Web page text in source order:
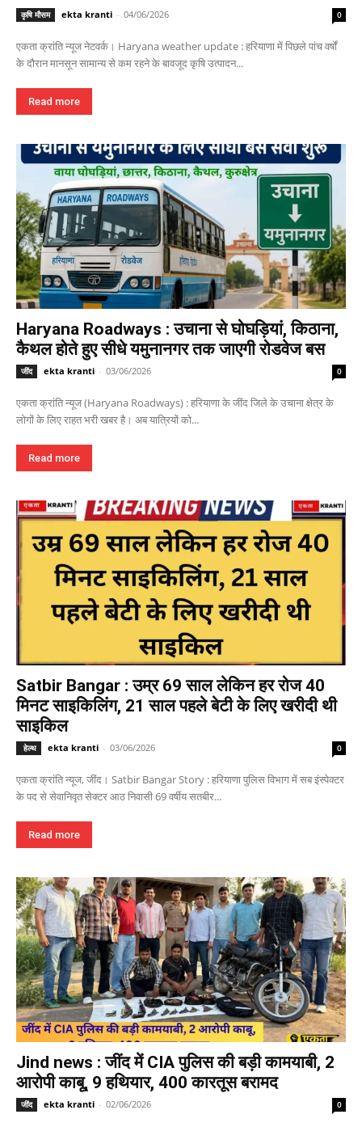
कृषि मौसम ekta kranti - 04/06/2026 0
एकता क्रांति न्यूज नेटवर्क। Haryana weather update : हरियाणा में पिछले पांच वर्षों
के दौरान मानसून सामान्य से कम रहने के बावजूद कृषि उत्पादन...
Read more
Haryana Roadways : उचाना से घोघड़ियां, किठाना,
कैथल होते हुए सीधे यमुनानगर तक जाएगी रोडवेज बस
जींद ekta kranti - 03/06/2026 0
एकता क्रांति न्यूज (Haryana Roadways) : हरियाणा के जींद जिले के उचाना क्षेत्र के
लोगों के लिए राहत भरी खबर है। अब यात्रियों को...
Read more
Satbir Bangar : उम्र 69 साल लेकिन हर रोज 40
मिनट साइकिलिंग, 21 साल पहले बेटी के लिए खरीदी थी
साइकिल
हेल्थ ekta kranti - 03/06/2026 0
एकता क्रांति न्यूज, जींद। Satbir Bangar Story : हरियाणा पुलिस विभाग में सब इंस्पेक्टर
के पद से सेवानिवृत सेक्टर आठ निवासी 69 वर्षीय सतबीर...
Read more
Jind news : जींद में CIA पुलिस की बड़ी कामयाबी, 2
आरोपी काबू, 9 हथियार, 400 कारतूस बरामद
जींद ekta kranti - 02/06/2026 0